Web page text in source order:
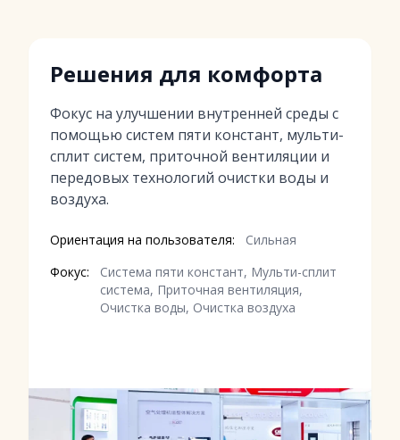
Решения для комфорта
Фокус на улучшении внутренней среды с
помощью систем пяти констант, мульти-
сплит систем, приточной вентиляции и
передовых технологий очистки воды и
воздуха.
Ориентация на пользователя:
Сильная
Фокус:
Система пяти констант, Мульти-сплит
система, Приточная вентиляция,
Очистка воды, Очистка воздуха